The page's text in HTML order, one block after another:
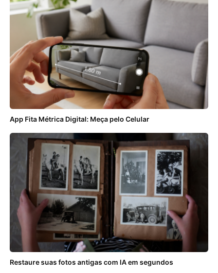
App Fita Métrica Digital: Meça pelo Celular
Restaure suas fotos antigas com IA em segundos